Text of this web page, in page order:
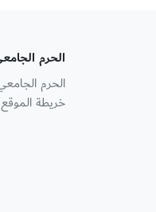
الحرم
الحرم
خريطة الموقع